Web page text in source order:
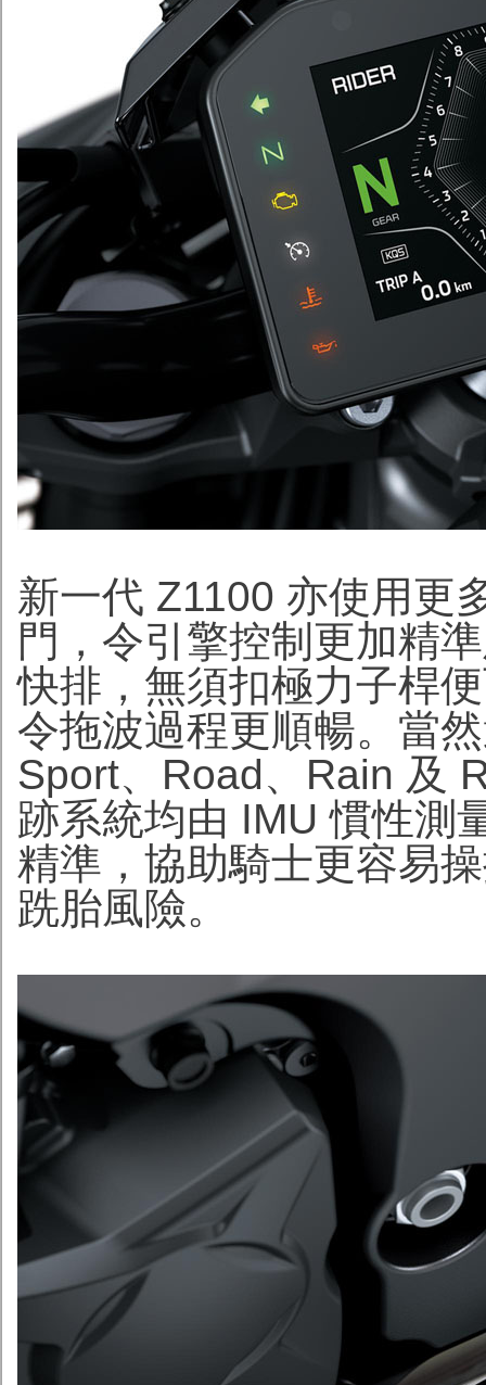
新一代 Z1100 亦使用更
門，令引擎控制更加精
快排，無須扣極力子桿
令拖波過程更順暢。當
Sport、Road、Rain 及
跡系統均由 IMU 慣性測
精準，協助騎士更容易
跣胎風險。